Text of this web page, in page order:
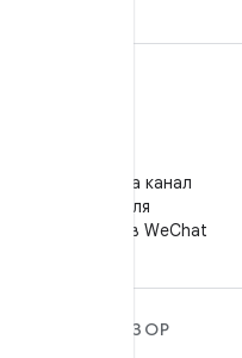
Подпишитесь на канал
"Android для
разработчиков" в WeChat
ОБЗОР